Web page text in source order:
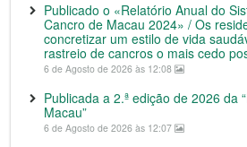
Publicado o «Relatório Anual do
Cancro de Macau 2024» / Os
concretizar um estilo de vida
rastreio de cancros o mais cedo
6 de Agosto de 2026 às 12:08
Publicada a 2.ª edição de 2026 da
Macau”
6 de Agosto de 2026 às 12:07